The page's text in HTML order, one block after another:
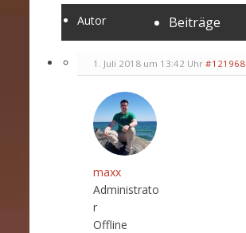
Autor
Beiträge
1. Juli 2018 um 13:42 Uhr #121968
maxx
Administrato
r
Offline